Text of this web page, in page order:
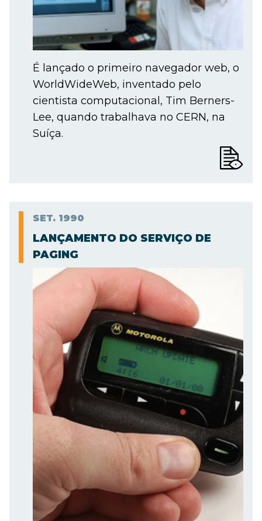
É lançado o primeiro navegador web, o
WorldWideWeb, inventado pelo
cientista computacional, Tim Berners-
Lee, quando trabalhava no CERN, na
Suíça.
SET. 1990
LANÇAMENTO DO SERVIÇO DE
PAGING